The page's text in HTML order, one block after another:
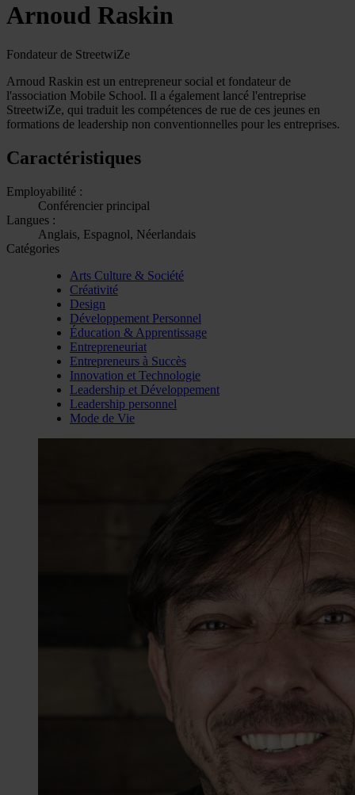
Arnoud Raskin
Fondateur de StreetwiZe
Arnoud Raskin est un entrepreneur social et fondateur de
l'association Mobile School. Il a également lancé l'entreprise
StreetwiZe, qui traduit les compétences de rue de ces jeunes en
formations de leadership non conventionnelles pour les entreprises.
Caractéristiques
Employabilité :
Conférencier principal
Langues :
Anglais, Espagnol, Néerlandais
Catégories
Arts Culture & Société
Créativité
Design
Développement Personnel
Éducation & Apprentissage
Entrepreneuriat
Entrepreneurs à Succès
Innovation et Technologie
Leadership et Développement
Leadership personnel
Mode de Vie